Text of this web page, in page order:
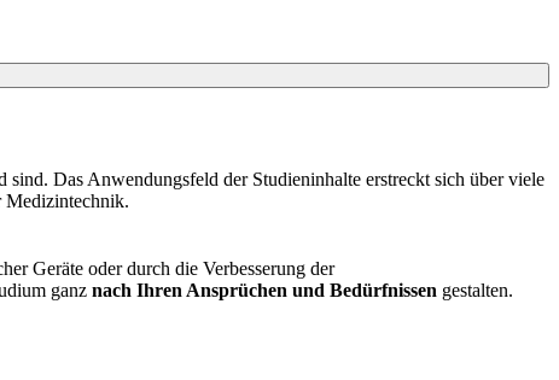
Das Anwendungsfeld der Studieninhalte erstreckt sich über viele
Medizintechnik.
Geräte oder durch die Verbesserung der
ganz nach Ihren Ansprüchen und Bedürfnissen gestalten.